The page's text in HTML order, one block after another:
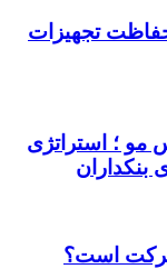
تجهیزات
مو ؛ استراتژی
بنکداران
شرکت است؟